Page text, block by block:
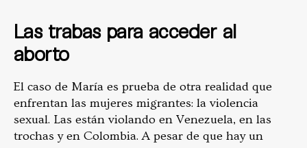
Las trabas para acceder al
aborto
El caso de María es prueba de otra realidad que
enfrentan las mujeres migrantes: la violencia
sexual. Las están violando en Venezuela, en las
trochas y en Colombia. A pesar de que hay un